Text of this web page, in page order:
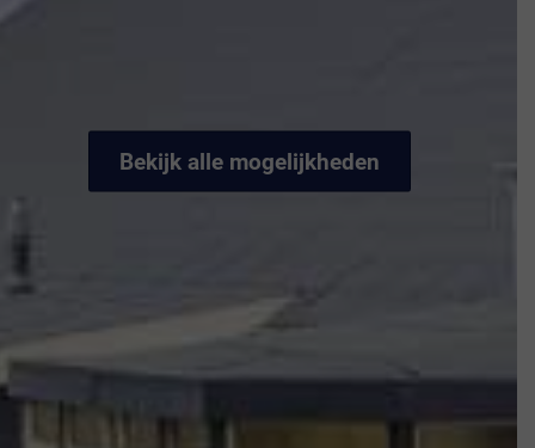
Bed & Breakfast